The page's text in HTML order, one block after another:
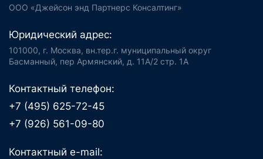
ООО «Джейсон энд Партнерс Консалтинг»
Юридический адрес:
101000, г. Москва, вн.тер.г. муниципальный округ
Басманный, пер Армянский, д. 11А/2 стр. 1А
Контактный телефон:
+7 (495) 625-72-45
+7 (926) 561-09-80
Контактный e-mail: